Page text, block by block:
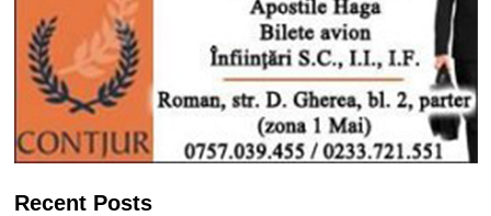
Recent Posts